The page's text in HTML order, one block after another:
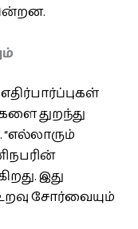
துறந்து
“எல்லாரும்
இது
சோர்வையும்